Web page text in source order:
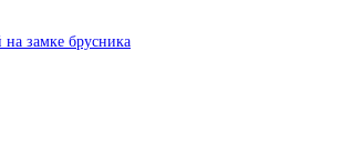
замке брусника